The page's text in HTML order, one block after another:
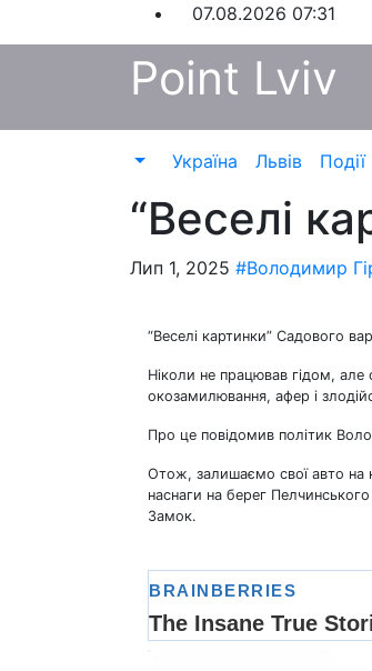
до
07.08.2026 07:31
Point Lviv
Україна Львів Події
“Веселі
Лип 1, 2025 #Володимир
“Веселі картинки” Садового
Ніколи не працював гідом, але
окозамилювання, афер і
Про це повідомив політик
Отож, залишаємо свої авто на
наснаги на берег
Замок.